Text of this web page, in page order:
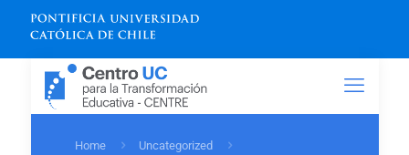
Home
Uncategorized